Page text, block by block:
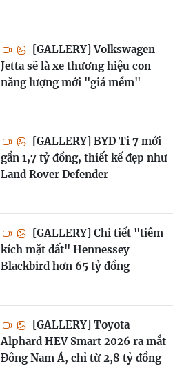
[GALLERY] Volkswagen
Jetta sẽ là xe thương hiệu con
năng lượng mới "giá mềm"
[GALLERY] BYD Ti 7 mới
gần 1,7 tỷ đồng, thiết kế đẹp như
Land Rover Defender
[GALLERY] Chi tiết "tiêm
kích mặt đất" Hennessey
Blackbird hơn 65 tỷ đồng
[GALLERY] Toyota
Alphard HEV Smart 2026 ra mắt
Đông Nam Á, chỉ từ 2,8 tỷ đồng